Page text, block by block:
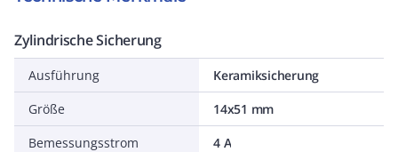
Zylindrische Sicherung
Ausführung
Keramiksicherung
Größe
14x51 mm
Bemessungsstrom
4 A